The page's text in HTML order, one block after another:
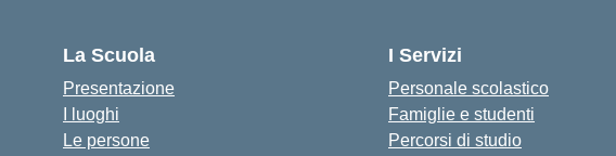
La Scuola
Presentazione
I luoghi
Le persone
I Servizi
Personale scolastico
Famiglie e studenti
Percorsi di studio